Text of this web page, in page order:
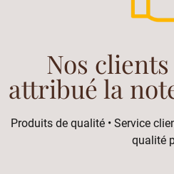
Nos
attribué la
Produits de qualité • Service
qualité